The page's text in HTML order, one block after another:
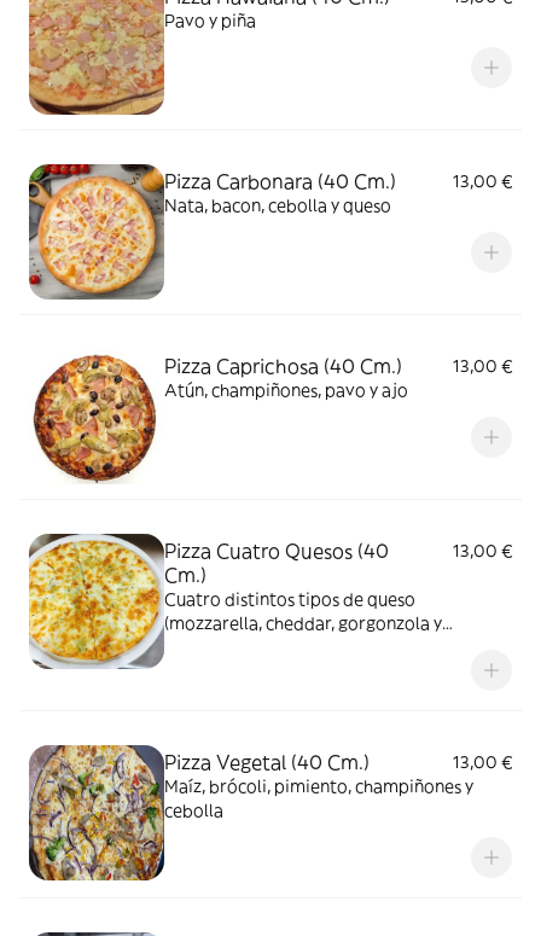
Pavo y piña
Pizza Carbonara (40 Cm.)
13,00 €
Nata, bacon, cebolla y queso
Pizza Caprichosa (40 Cm.)
13,00 €
Atún, champiñones, pavo y ajo
Pizza Cuatro Quesos (40
Cm.)
13,00 €
Cuatro distintos tipos de queso
(mozzarella, cheddar, gorgonzola y
Pizza Vegetal (40 Cm.)
13,00 €
Maíz, brócoli, pimiento, champiñones y
cebolla